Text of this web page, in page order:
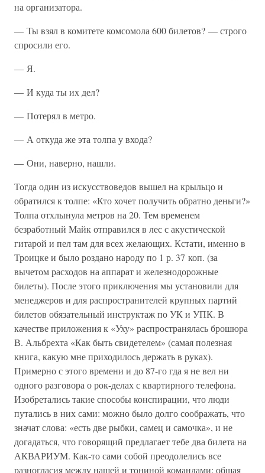
на организатора.
— Ты взял в комитете комсомола 600 билетов? — строго
спросили его.
— Я.
— И куда ты их дел?
— Потерял в метро.
— А откуда же эта толпа у входа?
— Они, наверно, нашли.
Тогда один из искусствоведов вышел на крыльцо и
обратился к толпе: «Кто хочет получить обратно деньги?»
Толпа отхлынула метров на 20. Тем временем
безработный Майк отправился в лес с акустической
гитарой и пел там для всех желающих. Кстати, именно в
Троицке и было роздано народу по 1 р. 37 коп. (за
вычетом расходов на аппарат и железнодорожные
билеты). После этого приключения мы установили для
менеджеров и для распространителей крупных партий
билетов обязательный инструктаж по УК и УПК. В
качестве приложения к «Уху» распространялась брошюра
В. Альбрехта «Как быть свидетелем» (самая полезная
книга, какую мне приходилось держать в руках).
Примерно с этого времени и до 87-го гда я не вел ни
одного разговора о рок-делах с квартирного телефона.
Изобретались такие способы конспирации, что люди
путались в них сами: можно было долго соображать, что
значат слова: «есть две рыбки, самец и самочка», и не
догадаться, что говорящий предлагает тебе два билета на
АКВАРИУМ. Как-то сами собой преодолелись все
разногласия между нашей и тониной командами: общая